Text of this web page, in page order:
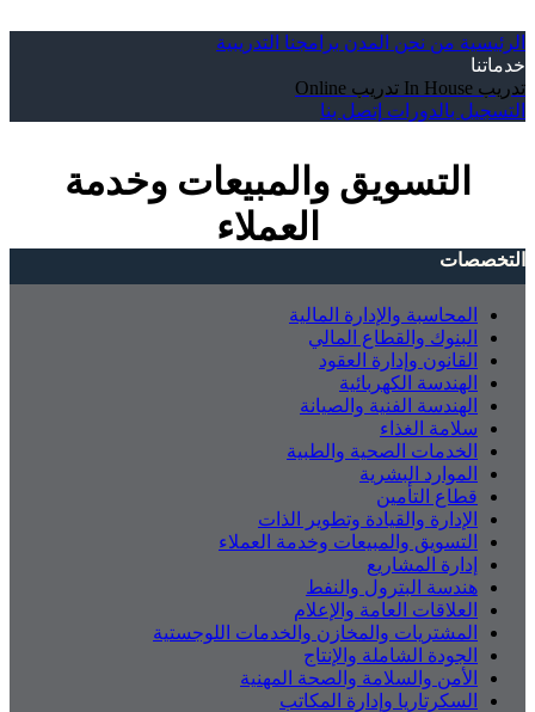
الرئيسية من نحن المدن برامجنا التدريبية
خدماتنا
تدريب In House
تدريب Online
التسجيل بالدورات إتصل بنا
التسويق والمبيعات وخدمة
العملاء
التخصصات
المحاسبة والإدارة المالية
البنوك والقطاع المالي
القانون وإدارة العقود
الهندسة الكهربائية
الهندسة الفنية والصيانة
سلامة الغذاء
الخدمات الصحية والطبية
الموارد البشرية
قطاع التأمين
الإدارة والقيادة وتطوير الذات
التسويق والمبيعات وخدمة العملاء
إدارة المشاريع
هندسة البترول والنفط
العلاقات العامة والإعلام
المشتريات والمخازن والخدمات اللوجستية
الجودة الشاملة والإنتاج
الأمن والسلامة والصحة المهنية
السكرتاريا وإدارة المكاتب